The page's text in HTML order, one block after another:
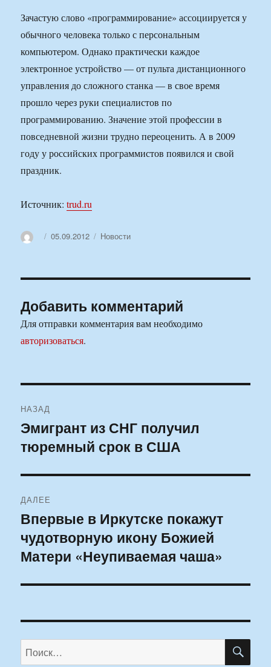
Зачастую слово «программирование» ассоциируется у
обычного человека только с персональным
компьютером. Однако практически каждое
электронное устройство — от пульта дистанционного
управления до сложного станка — в свое время
прошло через руки специалистов по
программированию. Значение этой профессии в
повседневной жизни трудно переоценить. А в 2009
году у российских программистов появился и свой
праздник.
Источник:trud.ru
АвторОпубликовано
05.09.2012 Рубрики
Новости
Добавить комментарий
Для отправки комментария вам необходимо
авторизоваться.
по
записям
НАЗАД
Предыдущая
запись:
Эмигрант из СНГ получил
тюремный срок в США
ДАЛЕЕ
Следующая
запись:
Впервые в Иркутске покажут
чудотворную икону Божией
Матери «Неупиваемая чаша»
Искать: